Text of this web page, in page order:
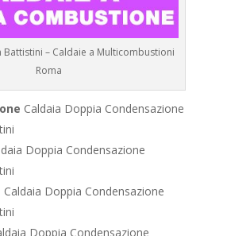
Battistini – Caldaie a Multicombustioni
Roma
Caldaia Doppia Condensazione
Doppia Condensazione
Caldaia Doppia Condensazione
Doppia Condensazione